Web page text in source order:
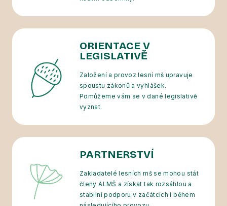
ORIENTACE V
LEGISLATIVĚ
Založení a provoz lesní mš upravuje
spoustu zákonů a vyhlášek.
Pomůžeme vám se v dané legislativě
vyznat.
PARTNERSTVÍ
Zakladatelé lesních mš se mohou stát
členy ALMŠ a získat tak rozsáhlou a
stabilní podporu v začátcích i během